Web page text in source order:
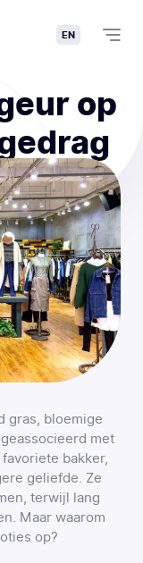
EN
op
gras, bloemige
met
bakker,
geliefde. Ze
terwijl lang
Maar waarom
op?